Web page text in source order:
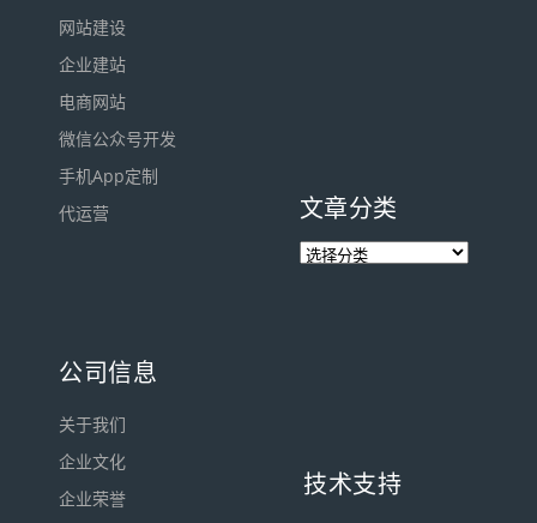
网站建设
企业建站
电商网站
微信公众号开发
手机App定制
代运营
文章分类
公司信息
关于我们
企业文化
企业荣誉
技术支持